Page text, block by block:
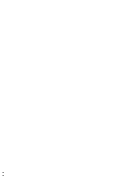
: